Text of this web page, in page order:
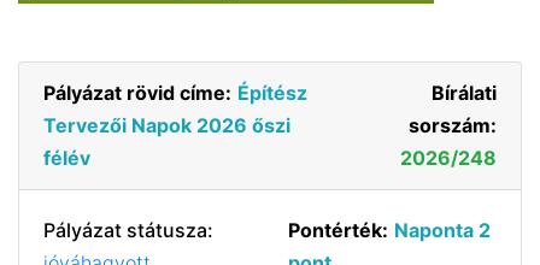
Pályázat rövid címe: Építész
Tervezői Napok 2026 őszi
félév
Bírálati
sorszám:
2026/248
Pályázat státusza:
Pontérték: Naponta 2